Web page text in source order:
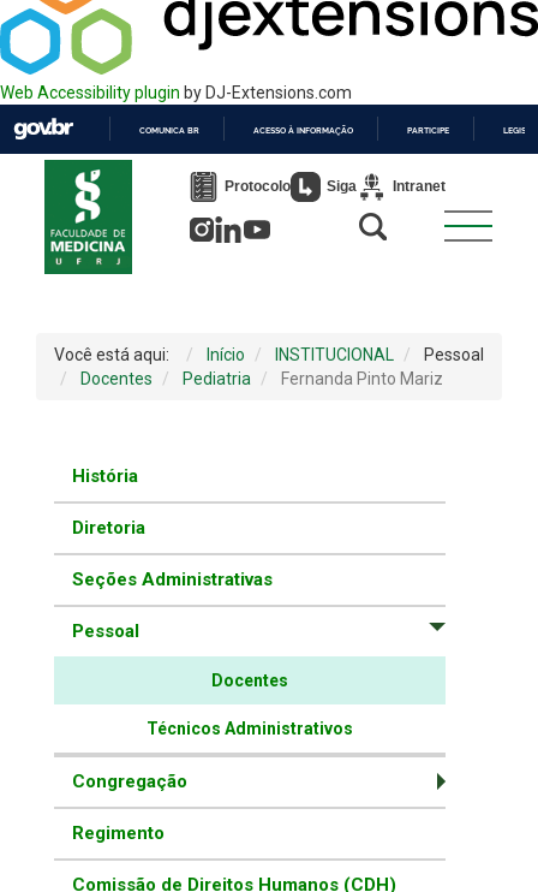
Web Accessibility plugin by DJ-Extensions.com
PARA
COMUNICA BR ACESSO À INFORMAÇÃO PARTICIPE
Protocolo Siga Intranet
Você está aqui: Início INSTITUCIONAL
Pessoal
Docentes
Pediatria Fernanda Pinto Mariz
História
Diretoria
Seções Administrativas
Pessoal
Docentes
Técnicos Administrativos
Congregação
Regimento
Comissão de Direitos Humanos (CDH)